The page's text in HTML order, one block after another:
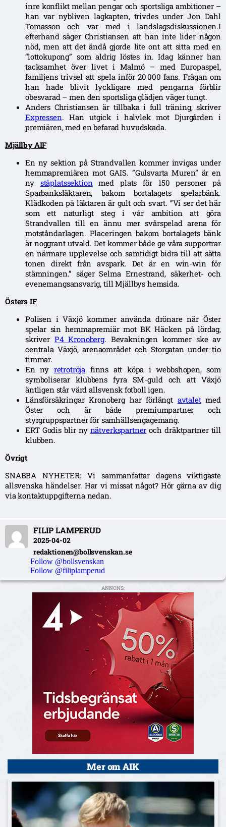
inre konflikt mellan pengar och sportsliga ambitioner –
han var nybliven lagkapten, trivdes under Jon Dahl
Tomasson och var med i landslagsdiskussionen.I
efterhand säger Christiansen att han inte lider någon
nöd, men att det ändå gjorde lite ont att sitta med en
“lottokupong” som aldrig löstes in. Idag känner han
tacksamhet över livet i Malmö – med Europaspel,
familjens trivsel att spela inför 20 000 fans. Frågan om
han hade blivit lyckligare med pengarna förblir
obesvarad – men den sportsliga glädjen väger tungt.
Anders Christiansen är tillbaka i full träning, skriver
Expressen. Han utgick i halvlek mot Djurgården i
premiären, med en befarad huvudskada.
Mjällby AIF
En ny sektion på Strandvallen kommer invigas under
hemmapremiären mot GAIS. ”Gulsvarta Muren” är en
ny ståplatssektionmed plats för 150 personer på
Sparbanksläktaren, bakom bortalagets spelarbänk.
Klädkoden på läktaren är gult och svart. ”Vi ser det här
som ett naturligt steg i vår ambition att göra
Strandvallen till en ännu mer svårspelad arena för
motståndarlagen. Placeringen bakom bortalagets bänk
är noggrant utvald. Det kommer både ge våra supportrar
en närmare upplevelse och samtidigt bidra till att sätta
tonen direkt från avspark. Det är en win-win för
stämningen.” säger Selma Ernestrand, säkerhet- och
evenemangsansvarig, till Mjällbys hemsida.
Östers IF
Polisen i Växjö kommer använda drönare när Öster
spelar sin hemmapremiär mot BK Häcken på lördag,
skriver P4 Kronoberg. Bevakningen kommer ske av
centrala Växjö, arenaområdet och Storgatan under tio
timmar.
En ny retrotröja finns att köpa i webbshopen, som
symboliserar klubbens fyra SM-guld och att Växjö
äntligen står värd allsvensk fotboll igen.
Länsförsäkringar Kronoberg har förlängt avtaletmed
Öster och är både premiumpartner och
styrgruppspartner för samhällsengagemang.
ERT Godis blir ny nätverkspartner och dräktpartner till
klubben.
Övrigt
SNABBA NYHETER: Vi sammanfattar dagens viktigaste
allsvenska händelser. Har vi missat något? Hör gärna av dig
via kontaktuppgifterna nedan.
FILIP LAMPERUD
2025-04-02
redaktionen@bollsvenskan.se
Follow @bollsvenskan
Follow @filiplamperud
ANNONS:
Mer om AIK